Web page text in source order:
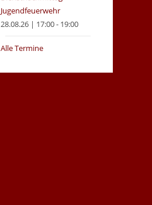
Jugendfeuerwehr
28.08.26 | 17:00 - 19:00
Alle Termine